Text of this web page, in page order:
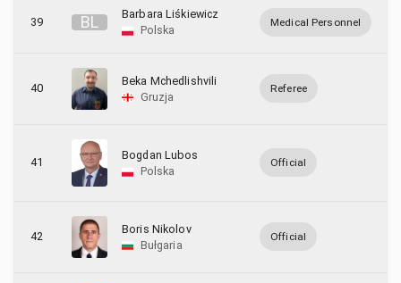
39 BL
Barbara Liśkiewicz
Polska
Medical Personnel
40
Beka Mchedlishvili
Gruzja
Referee
41
Bogdan Lubos
Polska
Official
42
Boris Nikolov
Bułgaria
Official